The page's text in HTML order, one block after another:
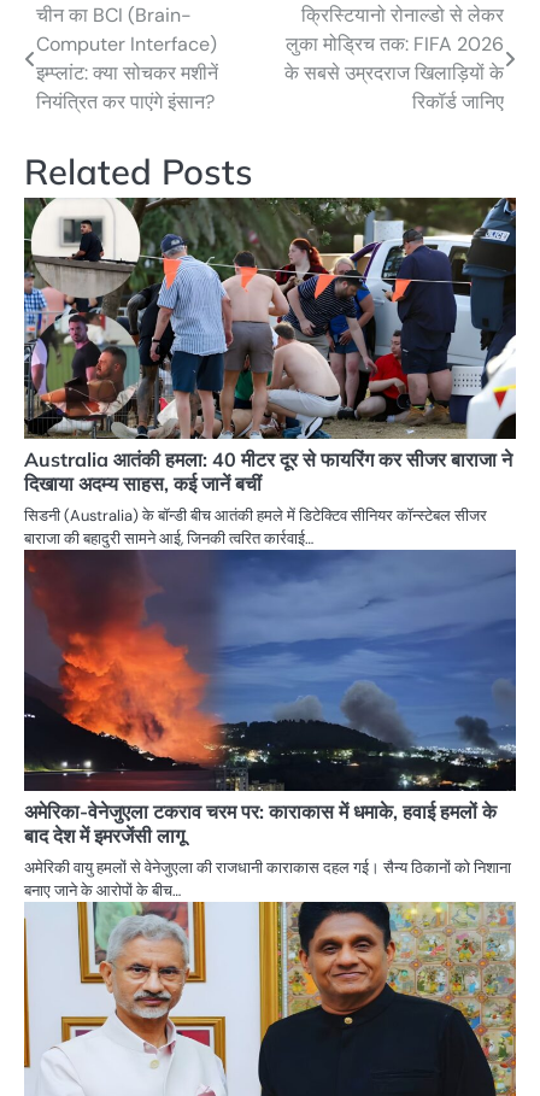
Post
navigation
चीन का BCI (Brain-
Computer Interface)
इम्प्लांट: क्या सोचकर मशीनें
नियंत्रित कर पाएंगे इंसान?
क्रिस्टियानो रोनाल्डो से लेकर
लुका मोड्रिच तक: FIFA 2026
के सबसे उम्रदराज खिलाड़ियों के
रिकॉर्ड जानिए
Related Posts
Australia आतंकी हमला: 40 मीटर दूर से फायरिंग कर सीजर बाराजा ने
दिखाया अदम्य साहस, कई जानें बचीं
सिडनी (Australia) के बॉन्डी बीच आतंकी हमले में डिटेक्टिव सीनियर कॉन्स्टेबल सीजर
बाराजा की बहादुरी सामने आई, जिनकी त्वरित कार्रवाई…
अमेरिका-वेनेजुएला टकराव चरम पर: काराकास में धमाके, हवाई हमलों के
बाद देश में इमरजेंसी लागू
अमेरिकी वायु हमलों से वेनेजुएला की राजधानी काराकास दहल गई। सैन्य ठिकानों को निशाना
बनाए जाने के आरोपों के बीच…